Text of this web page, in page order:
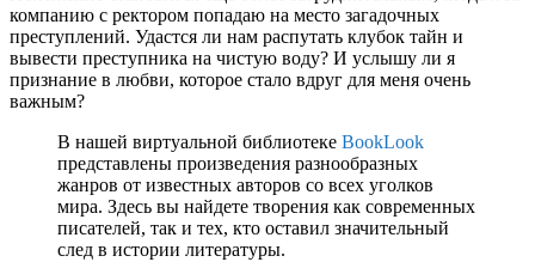
компанию с ректором попадаю на место загадочных
преступлений. Удастся ли нам распутать клубок тайн и
вывести преступника на чистую воду? И услышу ли я
признание в любви, которое стало вдруг для меня очень
важным?
В нашей виртуальной библиотеке BookLook
представлены произведения разнообразных
жанров от известных авторов со всех уголков
мира. Здесь вы найдете творения как современных
писателей, так и тех, кто оставил значительный
след в истории литературы.